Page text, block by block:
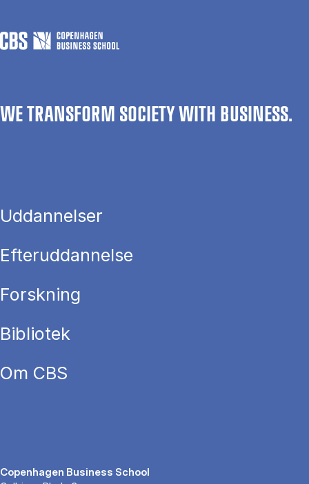
WE TRANSFORM SOCIETY WITH BUSINESS.
Uddannelser
Efteruddannelse
Forskning
Bibliotek
Om CBS
Copenhagen Business School